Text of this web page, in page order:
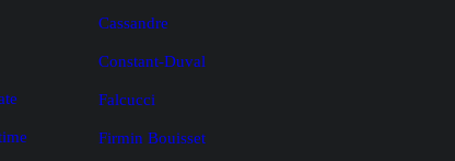
Cassandre
Constant-Duval
Falcucci
Firmin Bouisset